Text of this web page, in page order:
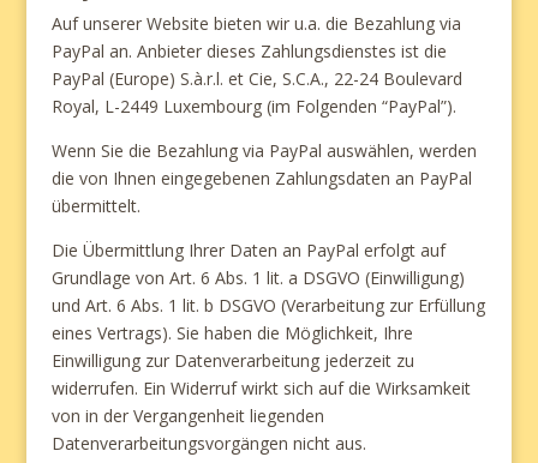
Auf unserer Website bieten wir u.a. die Bezahlung via
PayPal an. Anbieter dieses Zahlungsdienstes ist die
PayPal (Europe) S.à.r.l. et Cie, S.C.A., 22-24 Boulevard
Royal, L-2449 Luxembourg (im Folgenden “PayPal”).
Wenn Sie die Bezahlung via PayPal auswählen, werden
die von Ihnen eingegebenen Zahlungsdaten an PayPal
übermittelt.
Die Übermittlung Ihrer Daten an PayPal erfolgt auf
Grundlage von Art. 6 Abs. 1 lit. a DSGVO (Einwilligung)
und Art. 6 Abs. 1 lit. b DSGVO (Verarbeitung zur Erfüllung
eines Vertrags). Sie haben die Möglichkeit, Ihre
Einwilligung zur Datenverarbeitung jederzeit zu
widerrufen. Ein Widerruf wirkt sich auf die Wirksamkeit
von in der Vergangenheit liegenden
Datenverarbeitungsvorgängen nicht aus.